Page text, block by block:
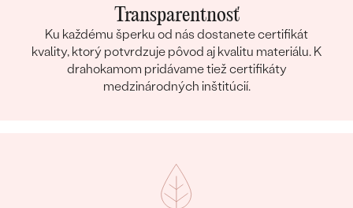
Transparentnosť
Ku každému šperku od nás dostanete certifikát
kvality, ktorý potvrdzuje pôvod aj kvalitu materiálu. K
drahokamom pridávame tiež certifikáty
medzinárodných inštitúcií.